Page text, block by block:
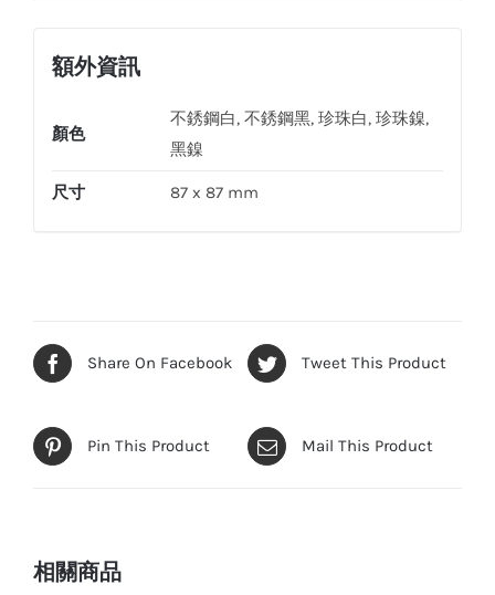
菲
額外資訊
顏色
不銹鋼白, 不銹鋼黑, 珍珠白, 珍珠鎳,
黑鎳
尺寸 87 x 87 mm
Share On Facebook Tweet This Product
Pin This Product Mail This Product
相關商品